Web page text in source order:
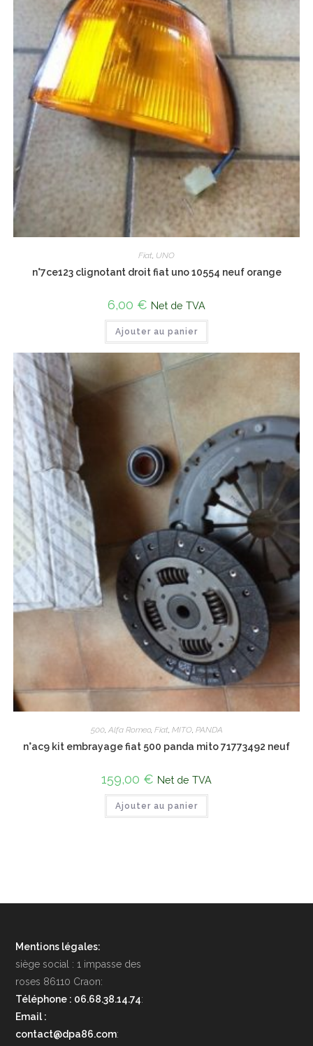
Fiat, UNO
n°7ce123 clignotant droit fiat uno 10554 neuf orange
6,00 € Net de TVA
Ajouter au panier
500, Alfa Romeo, Fiat, MITO, PANDA
n°ac9 kit embrayage fiat 500 panda mito 71773492 neuf
159,00 € Net de TVA
Ajouter au panier
Mentions légales:
siège social : 1 impasse des
roses 86110 Craon:
Téléphone : 06.68.38.14.74:
Email :
contact@dpa86.com: